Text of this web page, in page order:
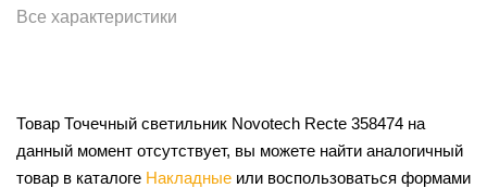
Все характеристики
Товар Точечный светильник Novotech Recte 358474 на
данный момент отсутствует, вы можете найти аналогичный
товар в каталоге Накладные или воспользоваться формами